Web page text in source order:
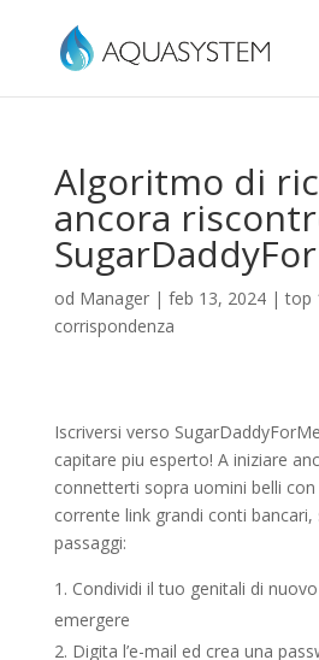
Algoritmo di
ancora
od Manager| feb 13, 2024|top
corrispondenza
Iscriversi verso
capitare piu esperto! A iniziare
connetterti sopra uomini belli con
corrente link grandi conti bancari,
passaggi:
Condividi il tuo genitali di
emergere
Digita l’e-mail ed crea una